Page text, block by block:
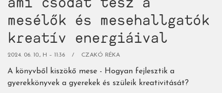
mesélők és mesehallgatók
kreatív energiáival
2024. 06. 10., H – 11:36 CZAKÓ RÉKA
A könyvből kiszökő mese - Hogyan fejlesztik a
gyerekkönyvek a gyerekek és szüleik kreativitását?